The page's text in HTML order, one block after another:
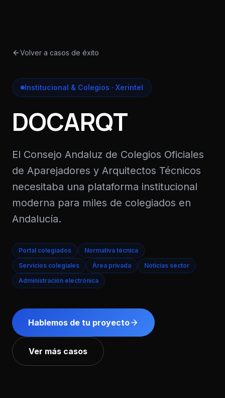
Volver a casos de éxito
Institucional & Colegios · Xerintel
DOCARQT
El Consejo Andaluz de Colegios Oficiales
de Aparejadores y Arquitectos Técnicos
necesitaba una plataforma institucional
moderna para miles de colegiados en
Andalucía.
Portal colegiados
Normativa técnica
Servicios colegiales
Área privada
Noticias sector
Administración electrónica
Hablemos de tu proyecto
Ver más casos